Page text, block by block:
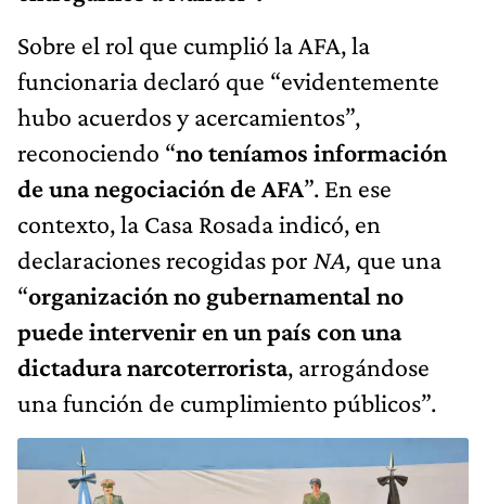
Sobre el rol que cumplió la AFA, la
funcionaria declaró que “evidentemente
hubo acuerdos y acercamientos”,
reconociendo “no teníamos información
de una negociación de AFA”. En ese
contexto, la Casa Rosada indicó, en
declaraciones recogidas por NA, que una
“organización no gubernamental no
puede intervenir en un país con una
dictadura narcoterrorista, arrogándose
una función de cumplimiento públicos”.